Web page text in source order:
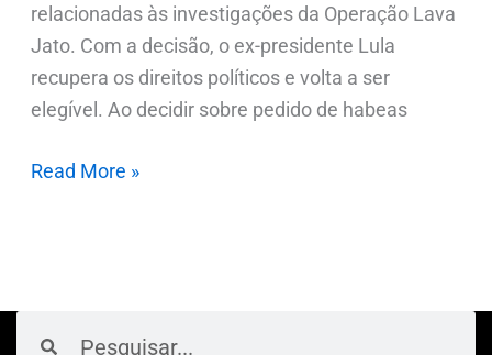
relacionadas às investigações da Operação Lava
Jato. Com a decisão, o ex-presidente Lula
recupera os direitos políticos e volta a ser
elegível. Ao decidir sobre pedido de habeas
Read More »